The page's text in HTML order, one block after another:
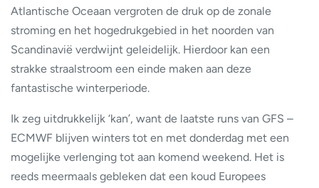
Atlantische Oceaan vergroten de druk op de zonale
stroming en het hogedrukgebied in het noorden van
Scandinavië verdwijnt geleidelijk. Hierdoor kan een
strakke straalstroom een einde maken aan deze
fantastische winterperiode.
Ik zeg uitdrukkelijk ‘kan’, want de laatste runs van GFS –
ECMWF blijven winters tot en met donderdag met een
mogelijke verlenging tot aan komend weekend. Het is
reeds meermaals gebleken dat een koud Europees